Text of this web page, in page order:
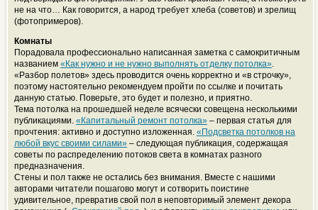
не на что… Как говорится, а народ требует хлеба (советов) и зрелищ
(фотопримеров).
Комнаты
Порадовала профессионально написанная заметка с самокритичным
названием «Как нужно и не нужно выполнять отделку потолка».
«Разбор полетов» здесь проводится очень корректно и «в строчку»,
поэтому настоятельно рекомендуем пройти по ссылке и почитать
данную статью. Поверьте, это будет и полезно, и приятно.
Тема потолка на прошедшей неделе всячески совещена несколькими
публикациями. «Капитальный ремонт потолка»– первая статья для
прочтения: активно и доступно изложенная. «Подсветка потолков на
любой вкус своими силами»– следующая публикация, содержащая
советы по распределению потоков света в комнатах разного
предназначения.
Стены и пол также не остались без внимания. Вместе с нашими
авторами читатели пошагово могут и сотворить поистине
удивительное, превратив свой пол в неповторимый элемент декора